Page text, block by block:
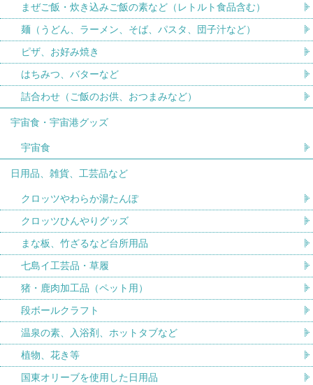
まぜご飯・炊き込みご飯の素など（レトルト食品含む）
麺（うどん、ラーメン、そば、パスタ、団子汁など）
ピザ、お好み焼き
はちみつ、バターなど
詰合わせ（ご飯のお供、おつまみなど）
宇宙食・宇宙港グッズ
宇宙食
日用品、雑貨、工芸品など
クロッツやわらか湯たんぽ
クロッツひんやりグッズ
まな板、竹ざるなど台所用品
七島イ工芸品・草履
猪・鹿肉加工品（ペット用）
段ボールクラフト
温泉の素、入浴剤、ホットタブなど
植物、花き等
国東オリーブを使用した日用品